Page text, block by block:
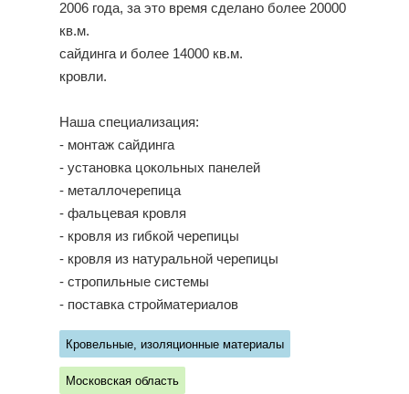
2006 года, за это время сделано более 20000
кв.м.
сайдинга и более 14000 кв.м.
кровли.
Наша специализация:
- монтаж сайдинга
- установка цокольных панелей
- металлочерепица
- фальцевая кровля
- кровля из гибкой черепицы
- кровля из натуральной черепицы
- стропильные системы
- поставка стройматериалов
Кровельные, изоляционные материалы
Московская область